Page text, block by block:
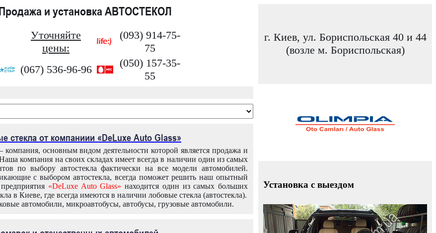
и установка АВТОСТЕКОЛ
Уточняйте
цены:
(093) 914-75-
75
(067) 536-96-96
(050) 157-35-
55
г. Киев, ул. Бориспольская 40 и 44
(возле м. Бориспольская)
стекла от компаниии «DeLuxe Auto Glass»
компания, основным видом деятельности которой является продажа и
Наша компания на своих складах имеет всегда в наличии один из самых
по выбору автостекла фактически на все модели автомобилей.
с выбором автостекла, всегда поможет решить наш опытный
«DeLuxe Auto Glass» находится один из самых больших
в Киеве, где всегда имеются в наличии лобовые стекла (автостекла).
автомобили, микроавтобусы, автобусы, грузовые автомобили.
Установка с выездом